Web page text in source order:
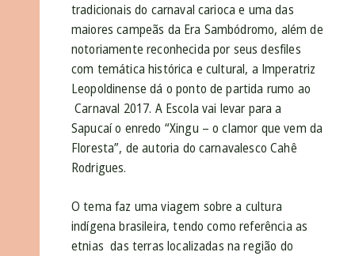
tradicionais do carnaval carioca e uma das
maiores campeãs da Era Sambódromo, além de
notoriamente reconhecida por seus desfiles
com temática histórica e cultural, a Imperatriz
Leopoldinense dá o ponto de partida rumo ao
Carnaval 2017. A Escola vai levar para a
Sapucaí o enredo “Xingu – o clamor que vem da
Floresta”, de autoria do carnavalesco Cahê
Rodrigues.
O tema faz uma viagem sobre a cultura
indígena brasileira, tendo como referência as
etnias das terras localizadas na região do